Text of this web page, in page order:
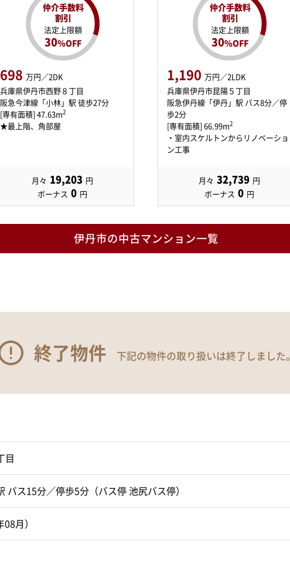
仲介手数料
割引
法定上限額
30%OFF
698 万円／2DK
兵庫県伊丹市西野８丁目
阪急今津線「小林」駅 徒歩27分
[専有面積] 47.63m2
★最上階、角部屋
月々 19,203 円
ボーナス 0 円
仲介手数料
割引
法定上限額
30%OFF
1,190 万円／2LDK
兵庫県伊丹市昆陽５丁目
阪急伊丹線「伊丹」駅 バス8分／停
歩2分
[専有面積] 66.99m2
・室内スケルトンからリノベーショ
ン工事
月々 32,739 円
ボーナス 0 円
伊丹市の中古マンション一覧
終了物件 下記の物件の取り扱いは終了しました。
目
バス15分／停歩5分（バス停 池尻バス停）
月）